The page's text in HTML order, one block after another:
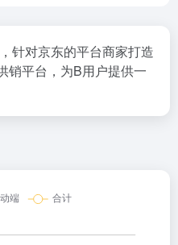
针对京东的平台商家打造
销平台，为B用户提供一